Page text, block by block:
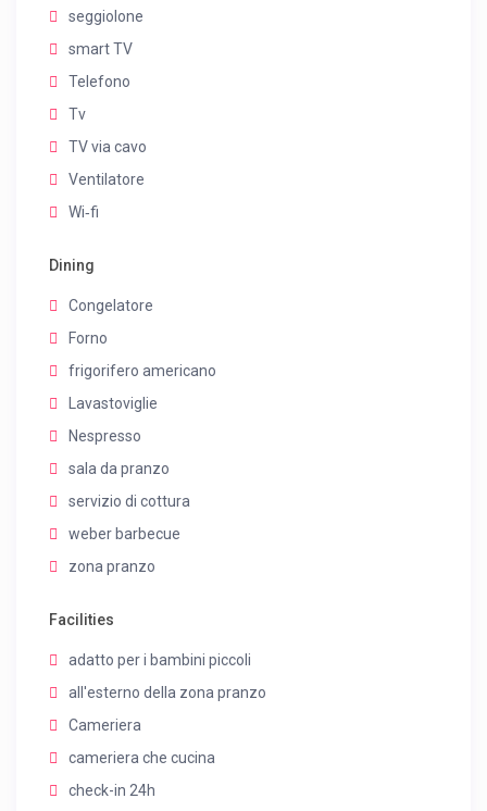
seggiolone
smart TV
Telefono
Tv
TV via cavo
Ventilatore
Wi‑fi
Dining
Congelatore
Forno
frigorifero americano
Lavastoviglie
Nespresso
sala da pranzo
servizio di cottura
weber barbecue
zona pranzo
Facilities
adatto per i bambini piccoli
all'esterno della zona pranzo
Cameriera
cameriera che cucina
check-in 24h